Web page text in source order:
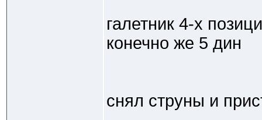
галетник 4-х
конечно же 5 дин
снял струны и